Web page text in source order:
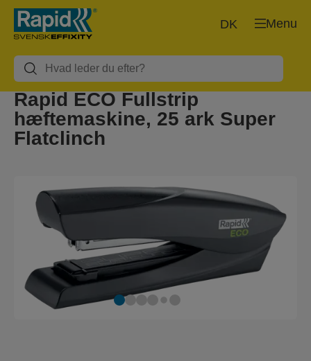
Menu
DK
Rapid ECO Fullstrip
hæftemaskine, 25 ark Super
Flatclinch